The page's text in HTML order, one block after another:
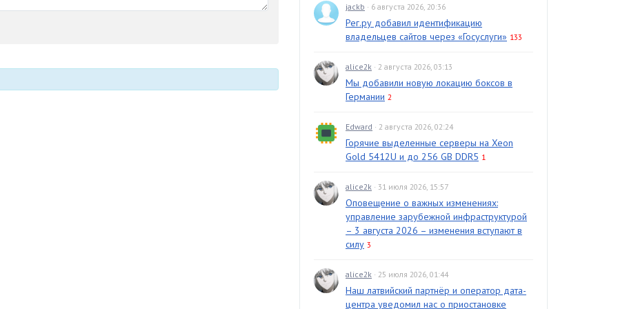
jackb · 6 августа 2026, 20:36
Рег.ру добавил идентификацию
владельцев сайтов через «Госуслуги» 133
alice2k · 2 августа 2026, 03:13
Мы добавили новую локацию боксов в
Германии 2
Edward · 2 августа 2026, 02:24
Горячие выделенные серверы на Xeon
Gold 5412U и до 256 GB DDR5 1
alice2k · 31 июля 2026, 15:57
Оповещение о важных изменениях:
управление зарубежной инфраструктурой
– 3 августа 2026 – изменения вступают в
силу 3
alice2k · 25 июля 2026, 01:44
Наш латвийский партнёр и оператор дата-
центра уведомил нас о приостановке